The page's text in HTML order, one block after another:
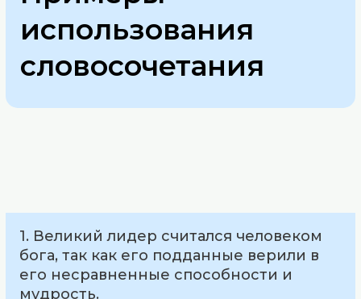
использования
словосочетания
1. Великий лидер считался человеком
бога, так как его подданные верили в
его несравненные способности и
мудрость.